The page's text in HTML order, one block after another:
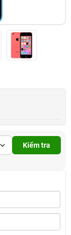
Kiểm tra